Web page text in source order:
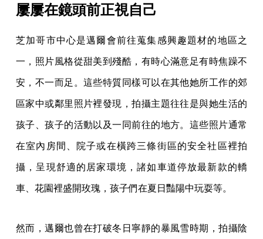
屢屢在鏡頭前正視自己
芝加哥市中心是邁爾會前往蒐集感興趣題材的地區之
一，照片風格從甜美到殘酷，有時心滿意足有時焦躁不
安，不一而足。這些特質同樣可以在其他她所工作的郊
區家中或鄰里照片裡發現，拍攝主題往往是與她生活的
孩子、孩子的活動以及一同前往的地方。這些照片通常
在室內房間、院子或在橫跨三條街區的安全社區裡拍
攝，呈現舒適的居家環境，諸如車道停放最新款的轎
車、花園裡盛開玫瑰，孩子們在夏日豔陽中玩耍等。
然而，邁爾也曾在打破冬日寧靜的暴風雪時期，拍攝陰